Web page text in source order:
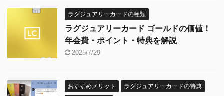
ラグジュアリーカードの種類
ラグジュアリーカード ゴールドの価値！
年会費・ポイント・特典を解説
2025/7/29
おすすめメリット ラグジュアリーカードの特典